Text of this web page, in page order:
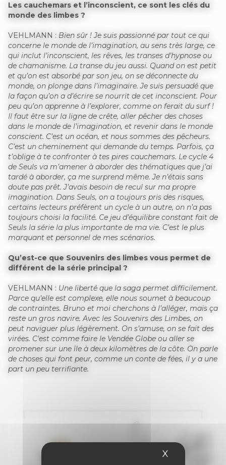
X Masquer le
Les cauchemars et l’inconscient, ce sont les clés du
monde des limbes ?
VEHLMANN : Bien sûr ! Je suis passionné par tout ce qui
concerne le monde de l’imagination, au sens très large, ce
qui inclut l’inconscient, les rêves, les transes d’hypnose ou
de chamanisme. La transe du jeu aussi. Quand on est petit
et qu’on est absorbé par son jeu, on se déconnecte du
monde, on plonge dans l’imaginaire. Je suis persuadé que
la façon qu’on a d’écrire se nourrit de cet inconscient. Pour
peu qu’on apprenne à l’explorer, comme on ferait du surf !
Il faut être sur la ligne de crête, aller pêcher des choses
dans le monde de l’imagination, et revenir dans le monde
conscient. C’est un océan, et nous sommes des pêcheurs.
C’est un cheminement qui demande du temps. Parfois, ça
t’oblige à te confronter à tes pires cauchemars. Le cycle 4
de Seuls va m’amener à aborder des thématiques que j’ai
tardé à aborder, ça me surprend même. Je n’étais sans
doute pas prêt. J’avais besoin de recul sur ma propre
imagination. Dans Seuls, on a toujours pris des risques,
certains lecteurs préfèrent un cycle à un autre, on n’a pas
toujours choisi la facilité. Ce jeu d’équilibre constant fait de
Seuls la série la plus importante de ma vie. C’est le plus
marquant et personnel de mes scénarios.
Qu’est-ce que Souvenirs des limbes vous permet de
différent de la série principal ?
VEHLMANN : Une liberté que la saga permet difficilement.
Parce qu’elle est complexe, elle nous soumet à beaucoup
de contraintes. Bruno et moi cherchons à l’alléger, mais ça
reste un gros navire. Avec les Souvenirs des Limbes, on
peut naviguer plus légèrement. On s’amuse, on se fait des
virées. C’est comme faire le Vendée Globe ou aller se
promener sur une île à deux kilomètres de la côte. On parle
de choses qui font peur, comme un conte de fées, il y a une
part un peu terrifiante.